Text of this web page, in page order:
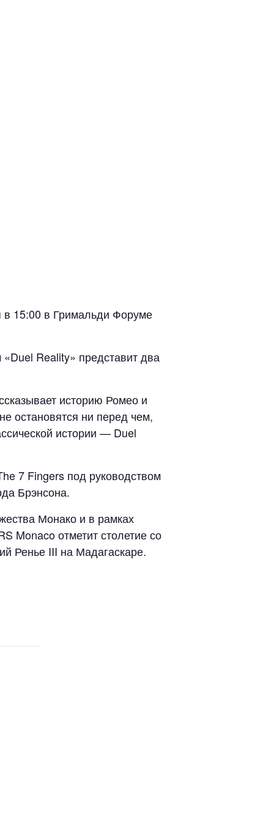
в 15:00 в Гримальди Форуме
Reality» представит два
историю Ромео и
остановятся ни перед чем,
истории — Duel
7 Fingers под руководством
Брэнсона.
Монако и в рамках
Monaco отметит столетие со
Ренье III на Мадагаскаре.